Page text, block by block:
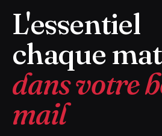
L'essentiel
chaque
dans votre
mail